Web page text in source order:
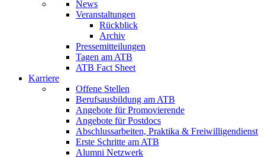
News
Veranstaltungen
Rückblick
Archiv
Pressemitteilungen
Tagen am ATB
ATB Fact Sheet
Karriere
Offene Stellen
Berufsausbildung am ATB
Angebote für Promovierende
Angebote für Postdocs
Abschlussarbeiten, Praktika & Freiwilligendienst
Erste Schritte am ATB
Alumni Netzwerk